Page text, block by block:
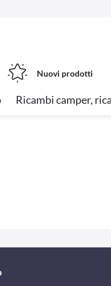
Nuovi prodotti
Ricambi camper,